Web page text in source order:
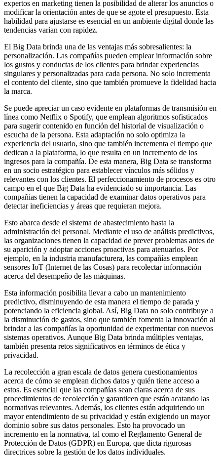
expertos en marketing tienen la posibilidad de alterar los anuncios o
modificar la orientación antes de que se agote el presupuesto. Esta
habilidad para ajustarse es esencial en un ambiente digital donde las
tendencias varían con rapidez.
El Big Data brinda una de las ventajas más sobresalientes: la
personalización. Las compañías pueden emplear información sobre
los gustos y conductas de los clientes para brindar experiencias
singulares y personalizadas para cada persona. No solo incrementa
el contento del cliente, sino que también promueve la fidelidad hacia
la marca.
Se puede apreciar un caso evidente en plataformas de transmisión en
línea como Netflix o Spotify, que emplean algoritmos sofisticados
para sugerir contenido en función del historial de visualización o
escucha de la persona. Esta adaptación no solo optimiza la
experiencia del usuario, sino que también incrementa el tiempo que
dedican a la plataforma, lo que resulta en un incremento de los
ingresos para la compañía. De esta manera, Big Data se transforma
en un socio estratégico para establecer vínculos más sólidos y
relevantes con los clientes. El perfeccionamiento de procesos es otro
campo en el que Big Data ha evidenciado su importancia. Las
compañías tienen la capacidad de examinar datos operativos para
detectar ineficiencias y áreas que requieran mejora.
Esto abarca desde el sistema de abastecimiento hasta la
administración del personal. Mediante el uso de análisis predictivos,
las organizaciones tienen la capacidad de prever problemas antes de
su aparición y adoptar acciones proactivas para atenuarlos. Por
ejemplo, en la industria manufacturera, las compañías emplean
sensores IoT (Internet de las Cosas) para recolectar información
acerca del desempeño de las máquinas.
Esta información posibilita llevar a cabo un mantenimiento
predictivo, disminuyendo de esta manera el tiempo de parada y
potenciando la eficiencia global. Así, Big Data no solo contribuye a
la disminución de gastos, sino que también fomenta la innovación al
brindar a las compañías la oportunidad de experimentar con nuevos
sistemas operativos. Aunque Big Data brinda múltiples ventajas,
también presenta retos significativos en términos de ética y
privacidad.
La recolección a gran escala de datos genera cuestionamientos
acerca de cómo se emplean dichos datos y quién tiene acceso a
estos. Es esencial que las compañías sean claras acerca de sus
procedimientos de recolección y garanticen que están acatando las
normativas relevantes. Además, los clientes están adquiriendo un
mayor entendimiento de su privacidad y están exigiendo un mayor
dominio sobre sus datos personales. Esto ha provocado un
incremento en la normativa, tal como el Reglamento General de
Protección de Datos (GDPR) en Europa, que dicta rigurosas
directrices sobre la gestión de los datos individuales.